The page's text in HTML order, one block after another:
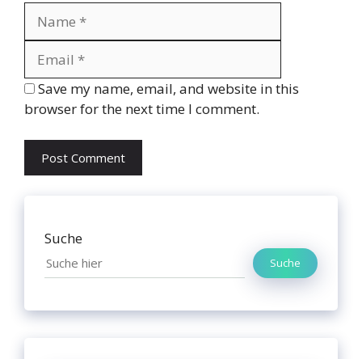
Save my name, email, and website in this
browser for the next time I comment.
Suche
Suche